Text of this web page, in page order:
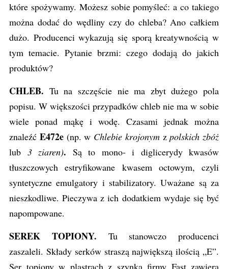
które spożywamy. Możesz sobie pomyśleć: a co takiego
można dodać do wędliny czy do chleba? Ano całkiem
dużo. Producenci wykazują się sporą kreatywnością w
tym temacie. Pytanie brzmi: czego dodają do jakich
produktów?
CHLEB. Tu na szczęście nie ma zbyt dużego pola
popisu. W większości przypadków chleb nie ma w sobie
wiele ponad mąkę i wodę. Czasami jednak można
znaleźć E472e (np. w Chlebie krojonym zpolskich zbóż
lub 3 ziaren). Są to mono- i diglicerydy kwasów
tłuszczowych estryfikowane kwasem octowym, czyli
syntetyczne emulgatory i stabilizatory. Uważane są za
nieszkodliwe. Pieczywa z ich dodatkiem wydaje się być
napompowane.
SEREK TOPIONY. Tu stanowczo producenci
zaszaleli. Składy serków straszą największą ilością „E”.
Ser topiony w plastrach z szynką firmy Fast zawiera